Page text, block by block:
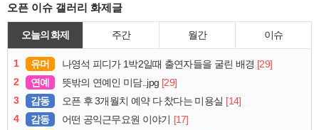
오픈 이슈 갤러리 화제글
오늘의 화제 주간 월간 이슈
1 유머 나영석 피디가 1박2일때 출연자들을 굴린 배경 [29]
2
연예 뜻밖의 연예인 미담..jpg [29]
3
감동 오픈 후 3개월치 예약 다 찼다는 미용실 [14]
4
감동 어떤 공익근무요원 이야기 [17]